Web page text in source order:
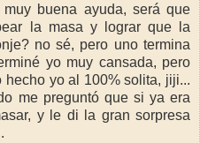
buena ayuda, será que
la masa y lograr que la
no sé, pero uno termina
yo muy cansada, pero
yo al 100% solita, jiji...
me preguntó que si ya era
y le di la gran sorpresa